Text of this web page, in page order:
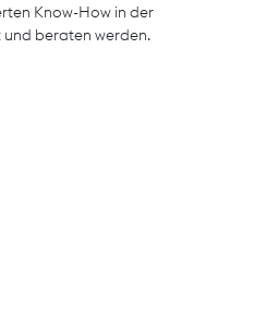
Know-How in der
beraten werden.